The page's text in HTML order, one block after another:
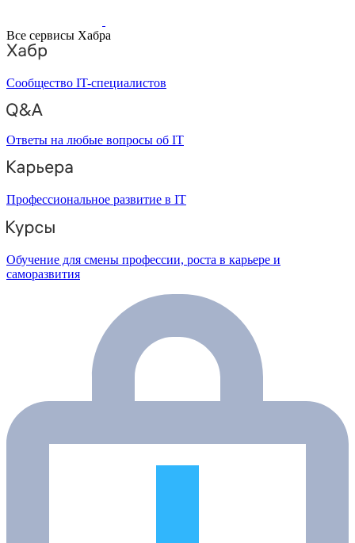
Все сервисы Хабра
Сообщество IT-специалистов
Ответы на любые вопросы об IT
Профессиональное развитие в IT
Обучение для смены профессии, роста в карьере и
саморазвития